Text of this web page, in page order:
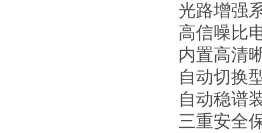
光路增强
高信噪比
内置高清
自动切换
自动稳谱
三重安全